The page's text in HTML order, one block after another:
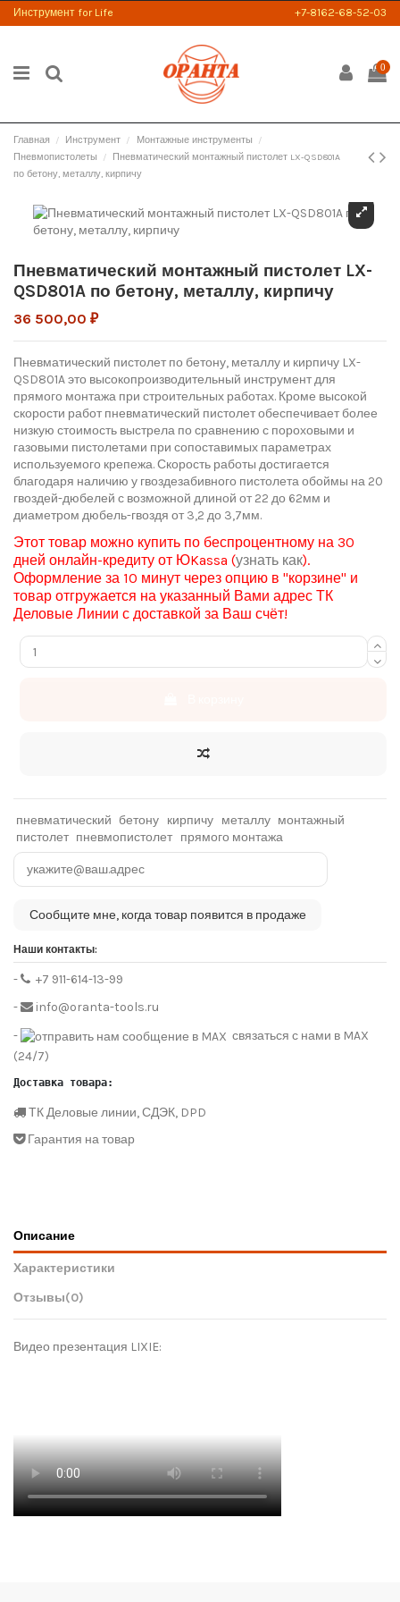
Инструмент for Life +7-8162-68-52-03
0
Главная Инструмент
Монтажные инструменты
Пневмопистолеты
Пневматический монтажный пистолет LX-QSD801A
по бетону, металлу, кирпичу
Пневматический монтажный пистолет LX-
QSD801A по бетону, металлу, кирпичу
36 500,00 ₽
Пневматический пистолет по бетону, металлу и кирпичу LX-
QSD801A это высокопроизводительный инструмент для
прямого монтажа при строительных работах. Кроме высокой
скорости работ пневматический пистолет обеспечивает более
низкую стоимость выстрела по сравнению с пороховыми и
газовыми пистолетами при сопоставимых параметрах
используемого крепежа. Скорость работы достигается
благодаря наличию у гвоздезабивного пистолета обоймы на 20
гвоздей-дюбелей с возможной длиной от 22 до 62мм и
диаметром дюбель-гвоздя от 3,2 до 3,7мм.
Этот товар можно купить по беспроцентному на 30
дней онлайн-кредиту от ЮKassa (узнать как).
Оформление за 10 минут через опцию в "корзине" и
товар отгружается на указанный Вами адрес ТК
Деловые Линии с доставкой за Ваш счёт!
пневматический бетону кирпичу металлу монтажный
пистолет пневмопистолет прямого монтажа
Наши контакты:
-
+7 911-614-13-99
-
info@oranta-tools.ru
-
связаться с нами в MAX
(24/7)
Доставка товара:
ТК Деловые линии, СДЭК, DPD
Гарантия на товар
Описание
Характеристики
Отзывы(0)
Видео презентация LIXIE: